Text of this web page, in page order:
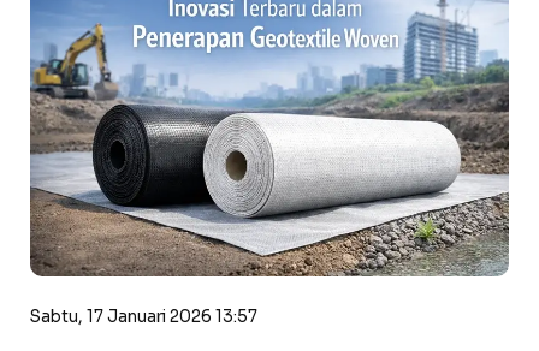
Sabtu, 17 Januari 2026 13:57